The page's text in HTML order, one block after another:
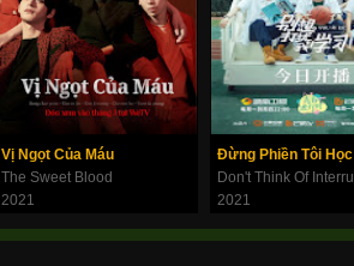
Vị Ngọt Của Máu
The Sweet Blood
2021
Đừng Phiền Tôi Học
2021